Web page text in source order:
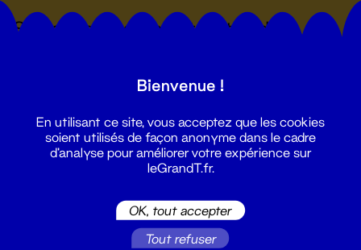
Suivez toutes les actualités du
Bienvenue !
En utilisant ce site, vous acceptez que les cookies
soient utilisés de façon anonyme dans le cadre
d'analyse pour améliorer votre expérience sur
leGrandT.fr.
OK, tout accepter
Tout refuser